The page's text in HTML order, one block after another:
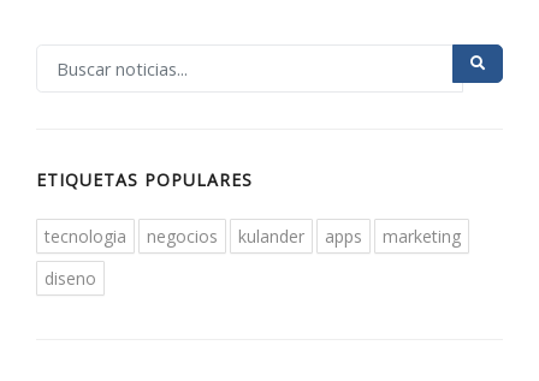
ETIQUETAS POPULARES
tecnologia negocios kulander apps
marketing
diseno